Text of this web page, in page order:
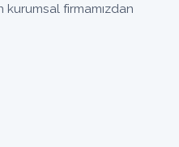
firmamızdan